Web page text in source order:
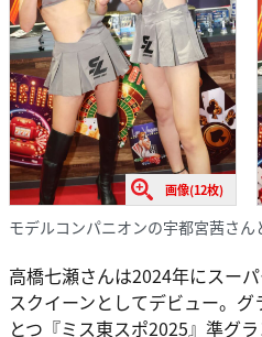
画像(12枚)
モデルコンパニオンの宇都宮茜さん
高橋七瀬さんは2024年にスー
スクイーンとしてデビュー。
とつ『ミス東スポ2025』準グ